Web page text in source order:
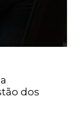
dos